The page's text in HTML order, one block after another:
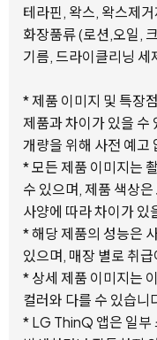
테라핀, 왁스, 왁스제
화장품류 (로션,오일,
기름, 드라이클리닝 세
* 제품 이미지 및 특장
제품과 차이가 있을 수
개량을 위해 사전 예고
* 모든 제품 이미지는
수 있으며, 제품 색상
사양에 따라 차이가 있
* 해당 제품의 성능은
있으며, 매장 별로 취
* 상세 제품 이미지는
컬러와 다를 수 있습니
* LG ThinQ 앱은 일부